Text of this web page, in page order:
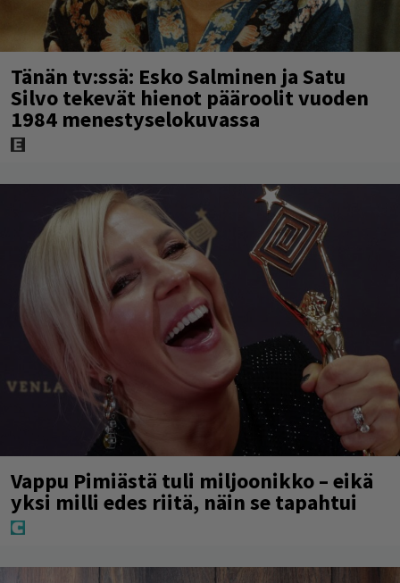
Tänän tv:ssä: Esko Salminen ja Satu
Silvo tekevät hienot pääroolit vuoden
1984 menestyselokuvassa
Vappu Pimiästä tuli miljoonikko – eikä
yksi milli edes riitä, näin se tapahtui